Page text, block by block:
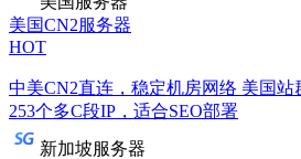
美国CN2服务器
HOT
中美CN2直连，稳定机房网络 美国站
253个多C段IP，适合SEO部署
新加坡服务器